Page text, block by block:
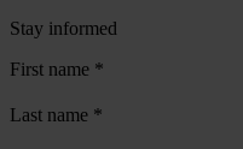
Stay informed
First name *
Last name *